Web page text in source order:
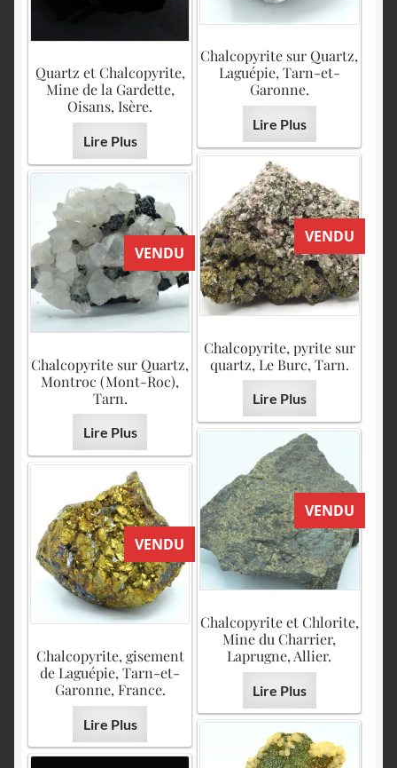
Chalcopyrite sur Quartz,
Laguépie, Tarn-et-
Garonne.
Lire Plus
Quartz et Chalcopyrite,
Mine de la Gardette,
Oisans, Isère.
Lire Plus
VENDU
Chalcopyrite, pyrite sur
quartz, Le Burc, Tarn.
Lire Plus
VENDU
Chalcopyrite sur Quartz,
Montroc (Mont-Roc),
Tarn.
Lire Plus
VENDU
Chalcopyrite et Chlorite,
Mine du Charrier,
Laprugne, Allier.
Lire Plus
VENDU
Chalcopyrite, gisement
de Laguépie, Tarn-et-
Garonne, France.
Lire Plus